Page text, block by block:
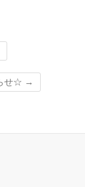
せ☆ →